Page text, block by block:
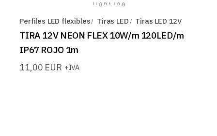
Perfiles LED flexibles Tiras LED Tiras LED 12V
TIRA 12V NEON FLEX 10W/m 120LED/m
IP67 ROJO 1m
11,00 EUR +IVA